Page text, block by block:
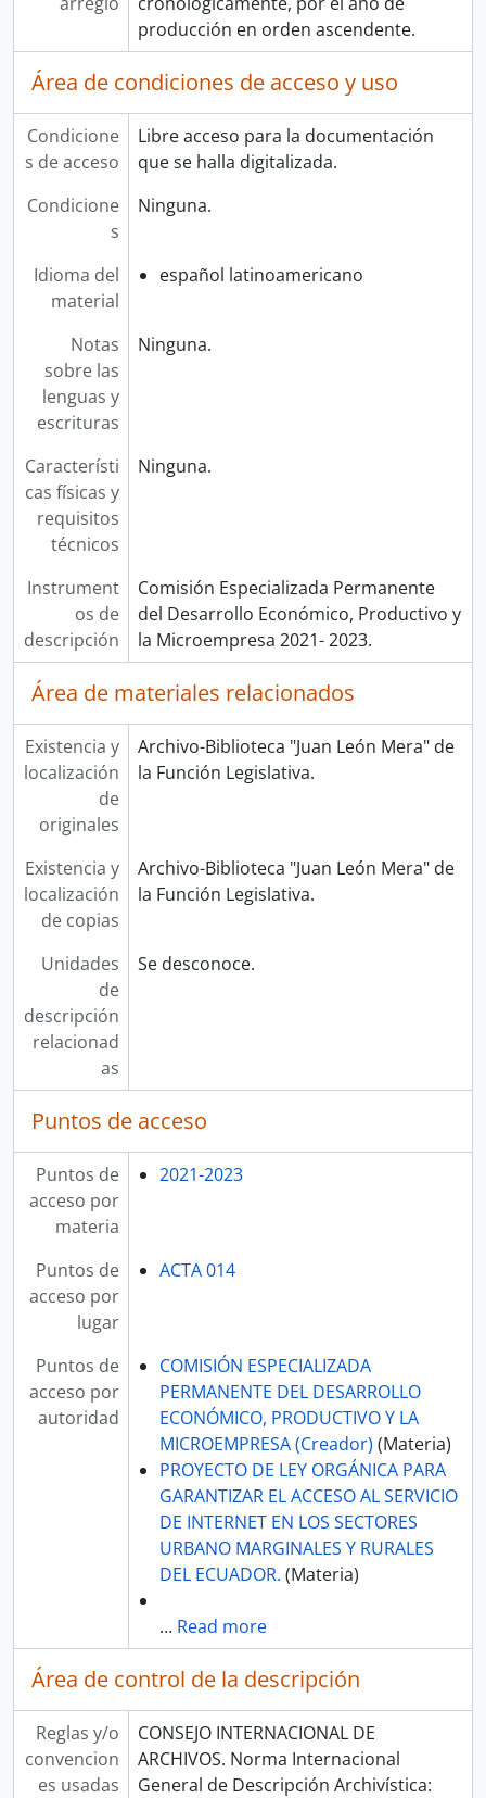
producción en orden ascendente.
Área de condiciones de acceso y uso
Condicione
s de acceso
Libre acceso para la documentación
que se halla digitalizada.
Condicione
s
Ninguna.
Idioma del
material
español latinoamericano
Notas
sobre las
lenguas y
escrituras
Ninguna.
Característi
cas físicas y
requisitos
técnicos
Ninguna.
Instrument
os de
descripción
Comisión Especializada Permanente
del Desarrollo Económico, Productivo y
la Microempresa 2021- 2023.
Área de materiales relacionados
Existencia y
localización
de
originales
Archivo-Biblioteca "Juan León Mera" de
la Función Legislativa.
Existencia y
localización
de copias
Archivo-Biblioteca "Juan León Mera" de
la Función Legislativa.
Unidades
de
descripción
relacionad
as
Se desconoce.
Puntos de acceso
Puntos de
acceso por
materia
2021-2023
Puntos de
acceso por
lugar
ACTA 014
Puntos de
acceso por
autoridad
COMISIÓN ESPECIALIZADA
PERMANENTE DEL DESARROLLO
ECONÓMICO, PRODUCTIVO Y LA
MICROEMPRESA (Creador) (Materia)
PROYECTO DE LEY ORGÁNICA PARA
GARANTIZAR EL ACCESO AL SERVICIO
DE INTERNET EN LOS SECTORES
URBANO MARGINALES Y RURALES
DEL ECUADOR. (Materia)
… Read more
Área de control de la descripción
Reglas y/o
convencion
es usadas
CONSEJO INTERNACIONAL DE
ARCHIVOS. Norma Internacional
General de Descripción Archivística: